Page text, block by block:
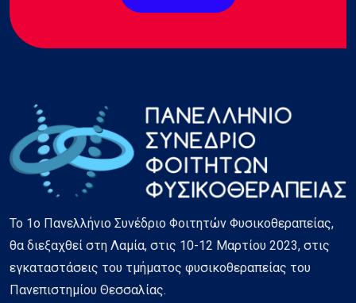
Το 1ο Πανελλήνιο Συνέδριο Φοιτητών Φυσικοθεραπείας,
θα διεξαχθεί στη Λαμία, στις 10-12 Μαρτίου 2023, στις
εγκαταστάσεις του τμήματος φυσικοθεραπείας του
Πανεπιστημίου Θεσσαλίας.